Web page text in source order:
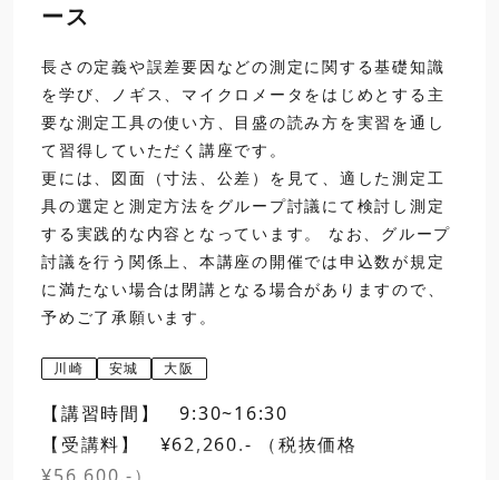
昼食
13:00
16:30
閉講
日程選択・お申込み
ース
長さの定義や誤差要因などの測定に関する基礎知識
を学び、ノギス、マイクロメータをはじめとする主
要な測定工具の使い方、目盛の読み方を実習を通し
て習得していただく講座です。
更には、図面（寸法、公差）を見て、適した測定工
具の選定と測定方法をグループ討議にて検討し測定
する実践的な内容となっています。 なお、グループ
討議を行う関係上、本講座の開催では申込数が規定
に満たない場合は閉講となる場合がありますので、
予めご了承願います。
川崎 安城 大阪
【講習時間】 9:30~16:30
【受講料】 ¥62,260.- （税抜価格